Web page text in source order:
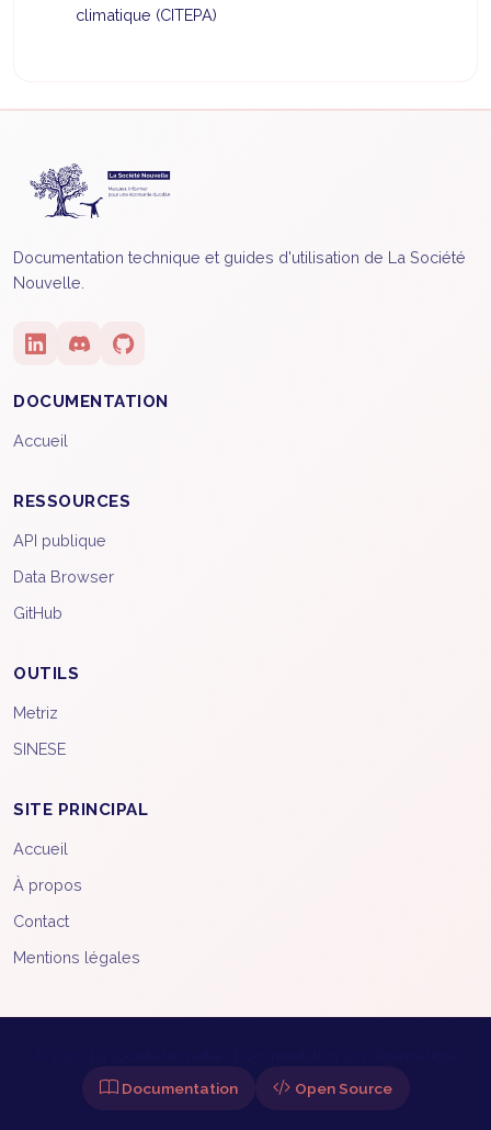
climatique (CITEPA)
Documentation technique et guides d'utilisation de La Société
Nouvelle.
DOCUMENTATION
Accueil
RESSOURCES
API publique
Data Browser
GitHub
OUTILS
Metriz
SINESE
SITE PRINCIPAL
Accueil
À propos
Contact
Mentions légales
Documentation
Open Source